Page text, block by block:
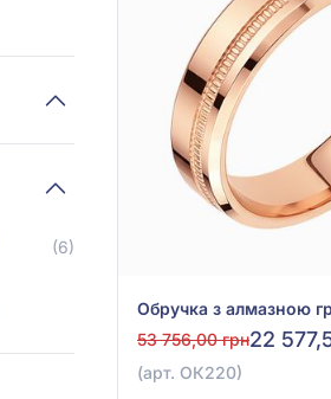
(6)
53 756,00 грн22
(арт. ОК220)